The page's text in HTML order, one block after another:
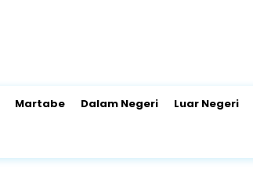
Martabe Dalam Negeri Luar Negeri